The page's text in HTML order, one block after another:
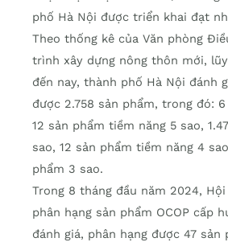
phố Hà Nội được triển khai đạt
Theo thống kê của Văn phòng
trình xây dựng nông thôn mới,
đến nay, thành phố Hà Nội đánh
được 2.758 sản phẩm, trong đó:
12 sản phẩm tiềm năng 5 sao,
sao, 12 sản phẩm tiềm năng 4
phẩm 3 sao.
Trong 8 tháng đầu năm 2024,
phân hạng sản phẩm OCOP cấp
đánh giá, phân hạng được 47 sản